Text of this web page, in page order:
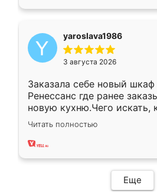
yaroslava1986
3 августа 2026
Заказала себе новый шкаф
Ренессанс где ранее
новую кухню.Чего искать,
вполне довольна. Служит
два года, нареканий нет.
Читать полностью
Еще